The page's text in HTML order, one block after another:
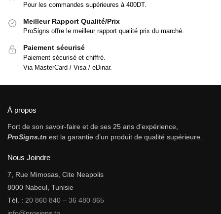
Pour les commandes supérieures à 400DT.
Meilleur Rapport Qualité/Prix
ProSigns offre le meilleur rapport qualité prix du marché.
Paiement sécurisé
Paiement sécurisé et chiffré.
Via MasterCard / Visa / eDinar.
À propos
Fort de son savoir-faire et de ses 25 ans d’expérience,
ProSigns.tn est la garantie d’un produit de qualité supérieure.
Nous Joindre
7, Rue Mimosas, Cite Neapolis
8000 Nabeul, Tunisie
Tél. : 20 860 840 – 36 480 865